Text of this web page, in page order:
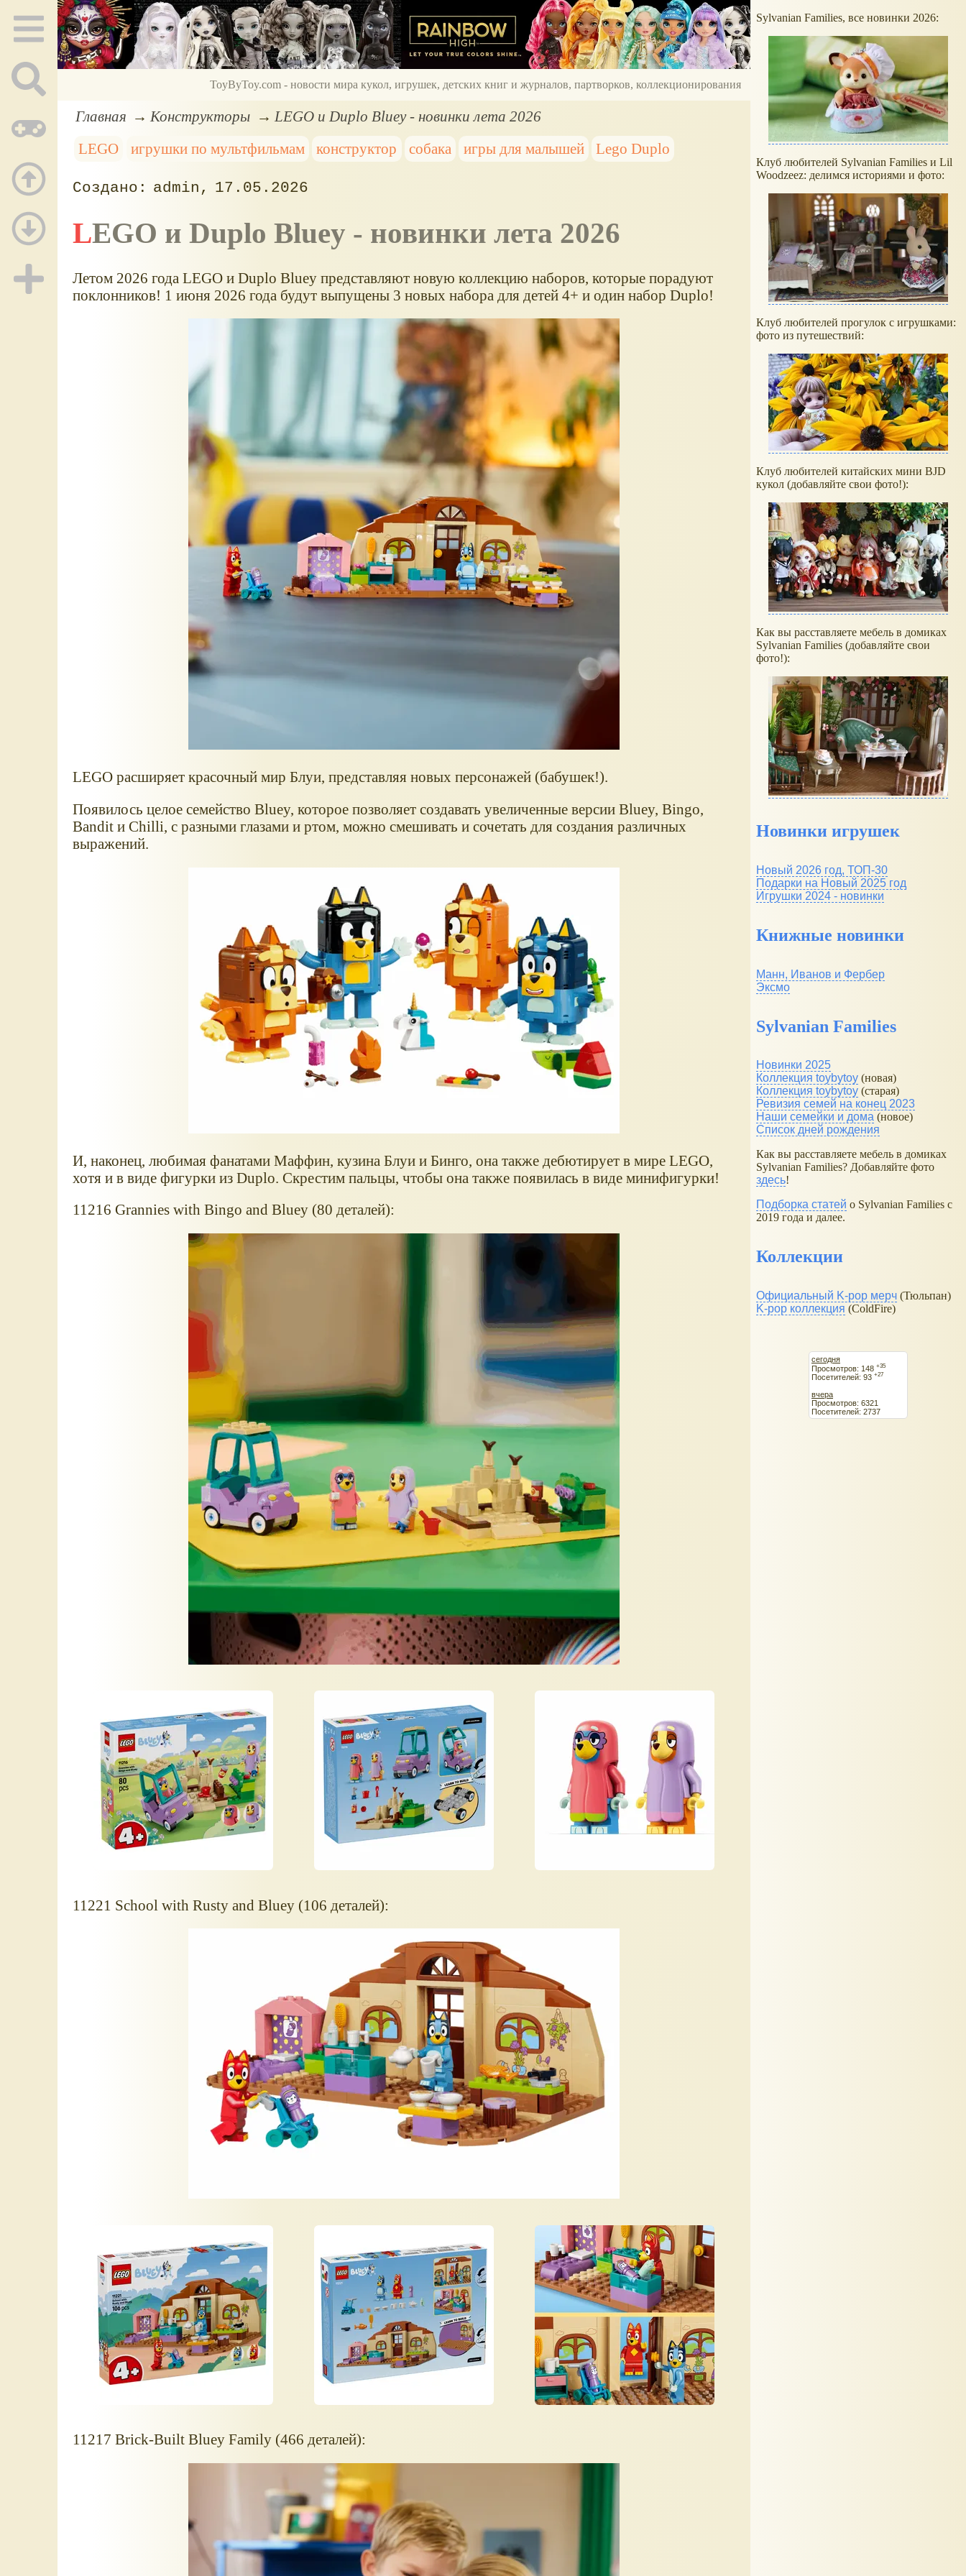
ToyByToy.com - новости мира кукол, игрушек, детских книг и журналов, партворков, коллекционирования
Главная Конструкторы
LEGO и Duplo Bluey - новинки лета 2026
LEGO
игрушки по мультфильмам конструктор собака игры для малышей Lego Duplo
admin 17.05.2026
LEGO и Duplo Bluey - новинки лета 2026
Летом 2026 года LEGO и Duplo Bluey представляют новую коллекцию наборов, которые порадуют
поклонников! 1 июня 2026 года будут выпущены 3 новых набора для детей 4+ и один набор Duplo!
LEGO расширяет красочный мир Блуи, представляя новых персонажей (бабушек!).
Появилось целое семейство Bluey, которое позволяет создавать увеличенные версии Bluey, Bingo,
Bandit и Chilli, с разными глазами и ртом, можно смешивать и сочетать для создания различных
выражений.
И, наконец, любимая фанатами Маффин, кузина Блуи и Бинго, она также дебютирует в мире LEGO,
хотя и в виде фигурки из Duplo. Скрестим пальцы, чтобы она также появилась в виде минифигурки!
11216 Grannies with Bingo and Bluey (80 деталей):
11221 School with Rusty and Bluey (106 деталей):
11217 Brick-Built Bluey Family (466 деталей):
Sylvanian Families, все новинки 2026:
Клуб любителей Sylvanian Families и Lil
Woodzeez: делимся историями и фото:
Клуб любителей прогулок с игрушками:
фото из путешествий:
Клуб любителей китайских мини BJD
кукол (добавляйте свои фото!):
Как вы расставляете мебель в домиках
Sylvanian Families (добавляйте свои
фото!):
Новинки игрушек
Новый 2026 год, ТОП-30
Подарки на Новый 2025 год
Игрушки 2024 - новинки
Книжные новинки
Манн, Иванов и Фербер
Эксмо
Sylvanian Families
Новинки 2025
Коллекция toybytoy (новая)
Коллекция toybytoy (старая)
Ревизия семей на конец 2023
Наши семейки и дома (новое)
Список дней рождения
Как вы расставляете мебель в домиках
Sylvanian Families? Добавляйте фото
здесь!
Подборка статей о Sylvanian Families с
2019 года и далее.
Коллекции
Официальный K-pop мерч (Тюльпан)
K-pop коллекция (ColdFire)
сегодня
Просмотров: 148 +35
Посетителей: 93 +27
вчера
Просмотров: 6321
Посетителей: 2737